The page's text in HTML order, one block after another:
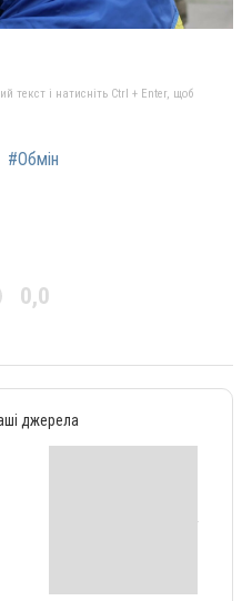
текст і натисніть Ctrl + Enter, щоб
#Обмін
0,0
джерела